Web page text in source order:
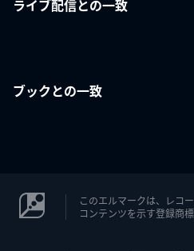
ライブ配信との一致
ブックとの一致
このエルマークは、レコ
コンテンツを示す登録商